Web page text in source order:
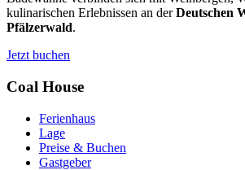
kulinarischen Erlebnissen an derDeutschen
Pfälzerwald.
Jetzt buchen
Coal House
Ferienhaus
Lage
Preise & Buchen
Gastgeber